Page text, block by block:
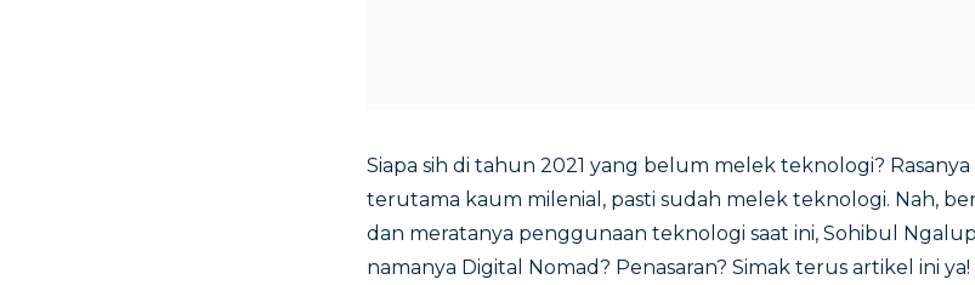
Siapa sih di tahun 2021 yang belum melek teknologi?
terutama kaum milenial, pasti sudah melek teknologi. Nah,
dan meratanya penggunaan teknologi saat ini, Sohibul
namanya Digital Nomad? Penasaran? Simak terus artikel ini ya!